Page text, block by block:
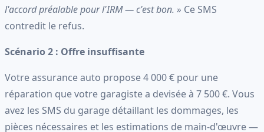
l'accord préalable pour l'IRM — c'est bon. » Ce SMS
contredit le refus.
Scénario 2 : Offre insuffisante
Votre assurance auto propose 4 000 € pour une
réparation que votre garagiste a devisée à 7 500 €. Vous
avez les SMS du garage détaillant les dommages, les
pièces nécessaires et les estimations de main-d'œuvre —